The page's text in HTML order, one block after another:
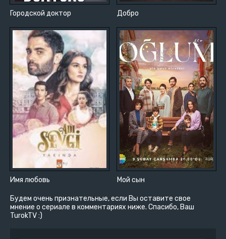
Городской доктор Добро
Имя любовь Мой сын
Будем очень признательные, если Вы оставите свое
мнение о сериале в комментариях ниже. Спасибо, Ваш
TurokTV :)